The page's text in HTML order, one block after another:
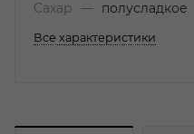
Сахар
— полусладкое
Все характеристики